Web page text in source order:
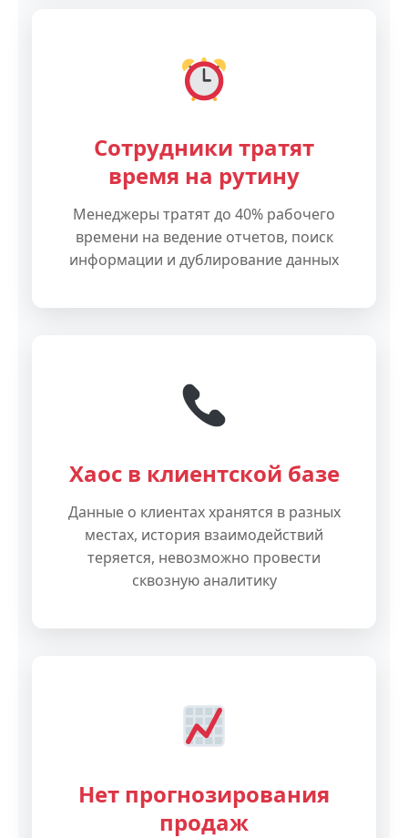
Сотрудники тратят
время на рутину
Менеджеры тратят до 40% рабочего
времени на ведение отчетов, поиск
информации и дублирование данных
Хаос в клиентской базе
Данные о клиентах хранятся в разных
местах, история взаимодействий
теряется, невозможно провести
сквозную аналитику
Нет прогнозирования
продаж